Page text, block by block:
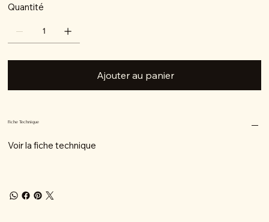
Quantité
Ajouter au panier
Fiche Technique
Voir la fiche technique